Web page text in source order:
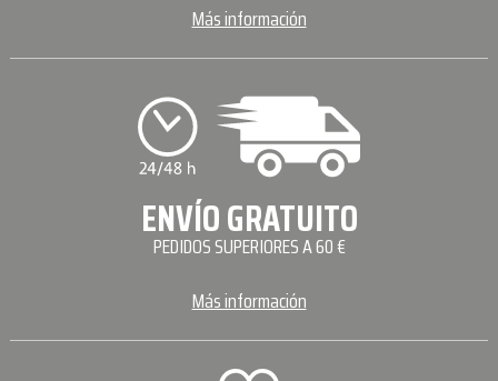
Más información
ENVÍO GRATUITO
PEDIDOS SUPERIORES A 60 €
Más información